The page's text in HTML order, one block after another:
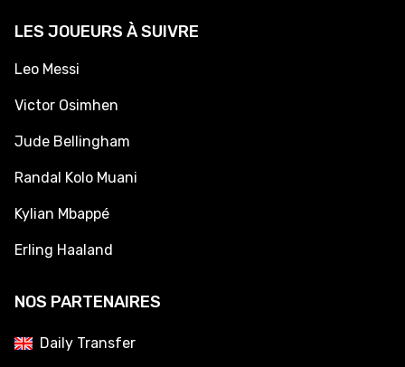
LES JOUEURS À SUIVRE
Leo Messi
Victor Osimhen
Jude Bellingham
Randal Kolo Muani
Kylian Mbappé
Erling Haaland
NOS PARTENAIRES
Daily Transfer